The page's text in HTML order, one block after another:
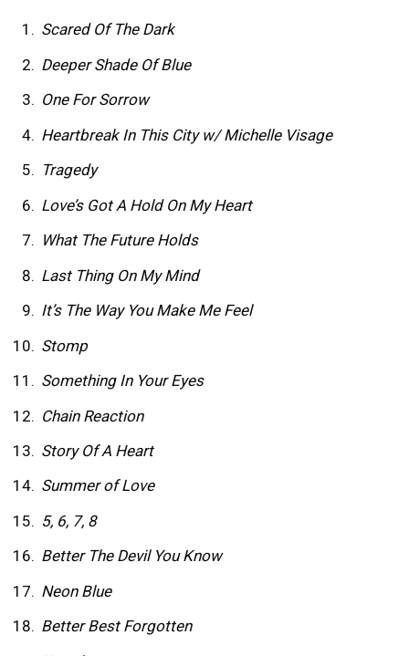
Scared Of The Dark
Deeper Shade Of Blue
One For Sorrow
Heartbreak In This City w/ Michelle Visage
Tragedy
Love’s Got A Hold On My Heart
What The Future Holds
Last Thing On My Mind
It’s The Way You Make Me Feel
Stomp
Something In Your Eyes
Chain Reaction
Story Of A Heart
Summer of Love
5, 6, 7, 8
Better The Devil You Know
Neon Blue
Better Best Forgotten